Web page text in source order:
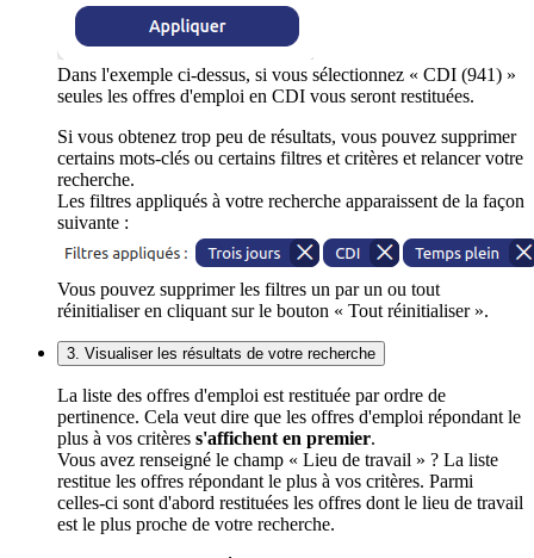
Dans l'exemple ci-dessus, si vous sélectionnez « CDI (941) »
seules les offres d'emploi en CDI vous seront restituées.
Si vous obtenez trop peu de résultats, vous pouvez supprimer
certains mots-clés ou certains filtres et critères et relancer votre
recherche.
Les filtres appliqués à votre recherche apparaissent de la façon
suivante :
Vous pouvez supprimer les filtres un par un ou tout
réinitialiser en cliquant sur le bouton « Tout réinitialiser ».
3. Visualiser les résultats de votre recherche
La liste des offres d'emploi est restituée par ordre de
pertinence. Cela veut dire que les offres d'emploi répondant le
plus à vos critères s'affichent en premier.
Vous avez renseigné le champ « Lieu de travail » ? La liste
restitue les offres répondant le plus à vos critères. Parmi
celles-ci sont d'abord restituées les offres dont le lieu de travail
est le plus proche de votre recherche.